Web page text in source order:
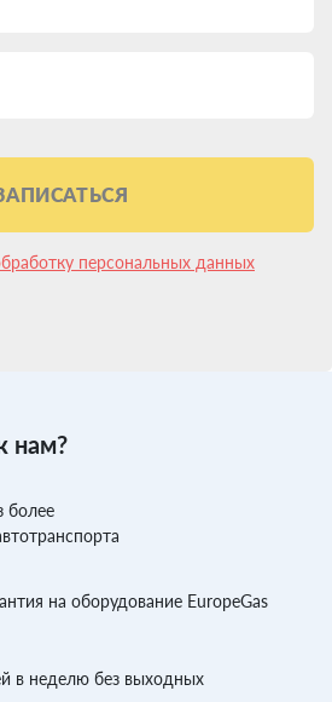
персональных данных
нам?
более
на оборудование EuropeGas
в неделю без выходных